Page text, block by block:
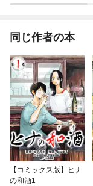
同じ作者の本
【コミックス版】ヒナ
の和酒1